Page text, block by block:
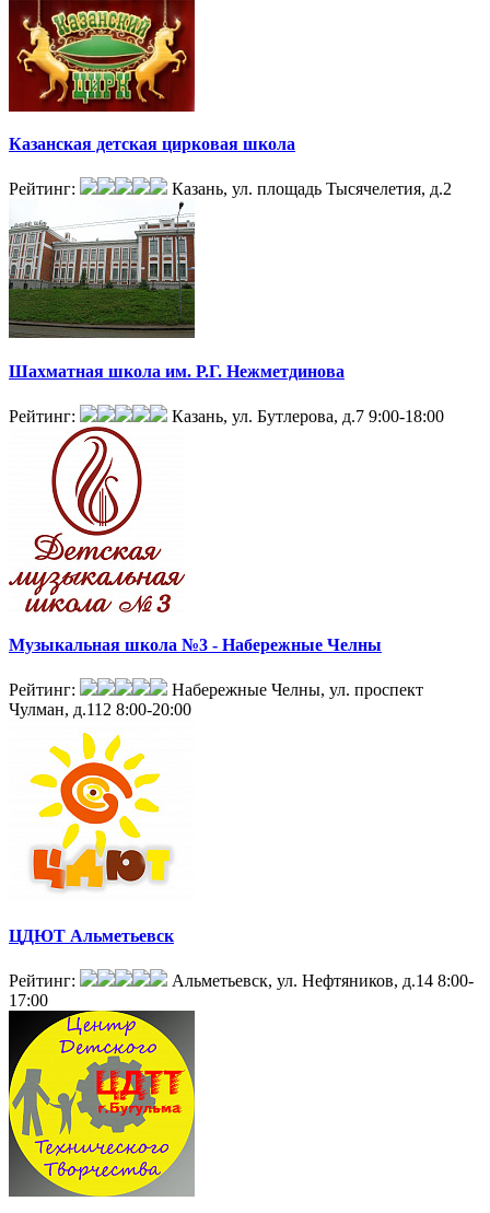
Казанская детская цирковая школа
Рейтинг: Казань, ул. площадь Тысячелетия, д.2
Шахматная школа им. Р.Г. Нежметдинова
Рейтинг: Казань, ул. Бутлерова, д.7 9:00-18:00
Музыкальная школа №3 - Набережные Челны
Рейтинг:
Набережные Челны, ул. проспект
Чулман, д.112 8:00-20:00
ЦДЮТ Альметьевск
Рейтинг: Альметьевск, ул. Нефтяников, д.14 8:00-
17:00